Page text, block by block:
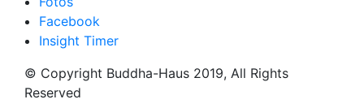
Facebook
Insight Timer
© Copyright Buddha-Haus 2019, All Rights
Reserved